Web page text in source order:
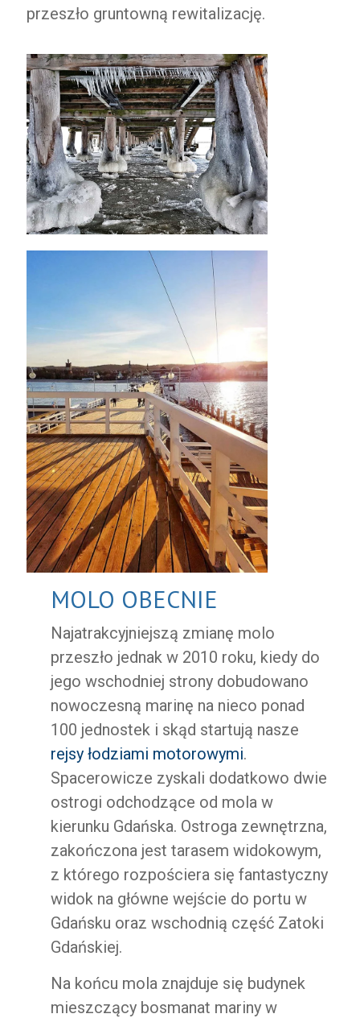
przeszło gruntowną rewitalizację.
MOLO OBECNIE
Najatrakcyjniejszą zmianę molo
przeszło jednak w 2010 roku, kiedy do
jego wschodniej strony dobudowano
nowoczesną marinę na nieco ponad
100 jednostek i skąd startują nasze
rejsy łodziami motorowymi.
Spacerowicze zyskali dodatkowo dwie
ostrogi odchodzące od mola w
kierunku Gdańska. Ostroga zewnętrzna,
zakończona jest tarasem widokowym,
z którego rozpościera się fantastyczny
widok na główne wejście do portu w
Gdańsku oraz wschodnią część Zatoki
Gdańskiej.
Na końcu mola znajduje się budynek
mieszczący bosmanat mariny w